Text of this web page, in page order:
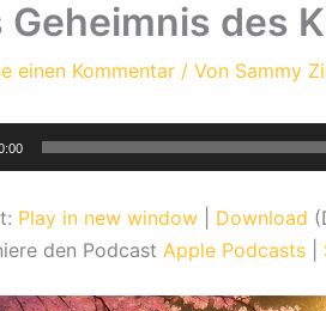
Geheimnis des
einen Kommentar / Von Sammy
Play in new window Download
den Podcast Apple Podcasts